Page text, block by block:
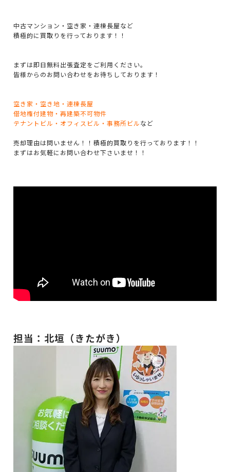
中古マンション・空き家・連棟長屋など
積極的に買取りを行っております！！
まずは即日無料出張査定をご利用ください。
皆様からのお問い合わせをお待ちしております！
空き家・空き地・連棟長屋
借地権付建物・再建築不可物件
テナントビル・オフィスビル・事務所ビルなど
売却理由は問いません！！積極的買取りを行っております！！
まずはお気軽にお問い合わせ下さいませ！！
担当：北垣（きたがき）